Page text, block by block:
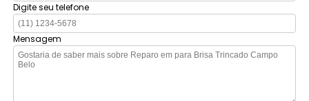
Digite seu telefone
Mensagem